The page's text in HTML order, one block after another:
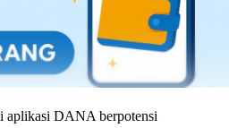
aplikasi DANA berpotensi